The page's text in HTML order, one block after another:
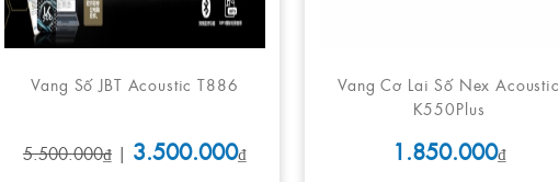
Vang Số JBT Acoustic T886
5.500.000₫| 3.500.000₫
Vang Cơ Lai Số Nex Acoustic
K550Plus
1.850.000₫